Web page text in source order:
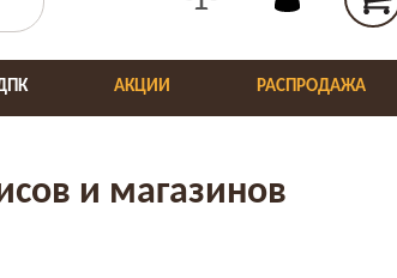
РАСПРОДАЖА
АКЦИИ
и магазинов